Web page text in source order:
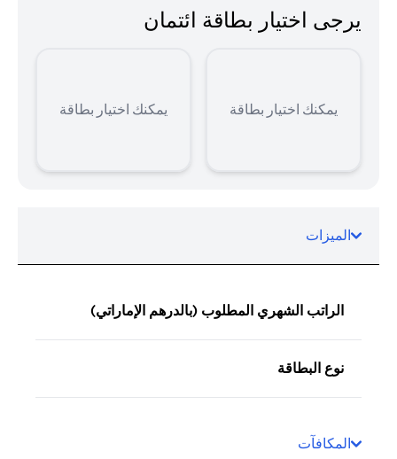
يرجى اختيار بطاقة ائتمان
يمكنك اختيار بطاقة يمكنك اختيار بطاقة
الميزات
الراتب الشهري المطلوب (بالدرهم الإماراتي)
نوع البطاقة
المكافآت